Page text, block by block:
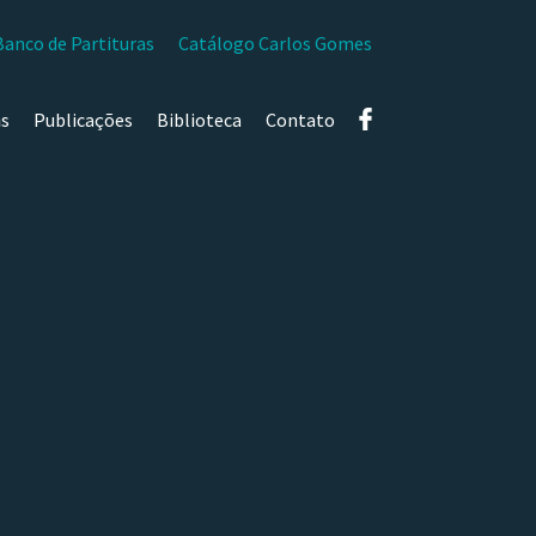
de Partituras Catálogo Carlos Gomes
Publicações Biblioteca Contato